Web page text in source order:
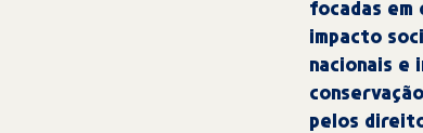
focadas em
impacto
nacionais e
pelos